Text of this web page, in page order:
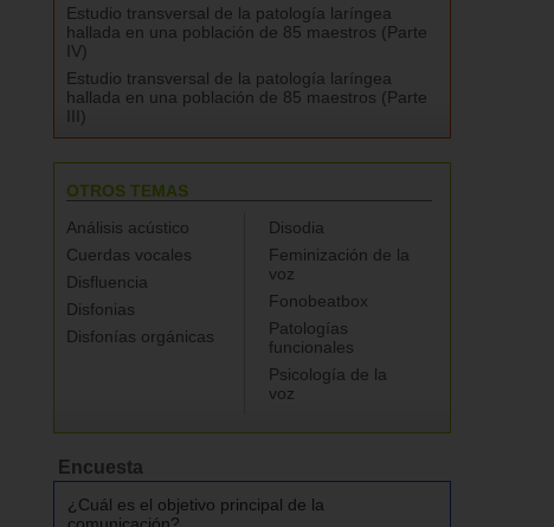
Estudio transversal de la patología laríngea
hallada en una población de 85 maestros (Parte
IV)
Estudio transversal de la patología laríngea
hallada en una población de 85 maestros (Parte
III)
OTROS TEMAS
Análisis acústico
Cuerdas vocales
Disfluencia
Disfonias
Disfonías orgánicas
Disodia
Feminización de la
voz
Fonobeatbox
Patologías
funcionales
Psicología de la
voz
Encuesta
¿Cuál es el objetivo principal de la